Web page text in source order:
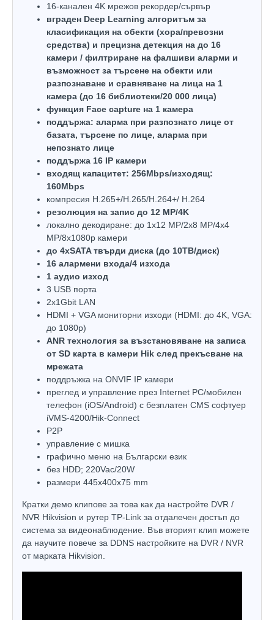
16-канален 4K мрежов рекордер/сървър
вграден Deep Learning алгоритъм за
класификация на обекти (хора/превозни
средства) и прецизна детекция на до 16
камери / филтриране на фалшиви аларми и
възможност за търсене на обекти или
разпознаване и сравняване на лица на 1
камера (до 16 библиотеки/20 000 лица)
функция Face capture на 1 камера
поддържа: аларма при разпознато лице от
базата, търсене по лице, аларма при
непознато лице
поддържа 16 IP камери
входящ капацитет: 256Mbps/изходящ:
160Mbps
компресия H.265+/H.265/H.264+/ H.264
резолюция на запис до 12 MP/4K
локално декодиране: до 1x12 MP/2x8 MP/4x4
MP/8x1080p камери
до 4хSATA твърди диска (до 10ТВ/диск)
16 алармени входа/4 изхода
1 аудио изход
3 USB порта
2х1Gbit LAN
HDMI + VGA мониторни изходи (HDMI: до 4K, VGA:
до 1080р)
ANR технология за възстановяване на записа
от SD карта в камери Hik след прекъсване на
мрежата
поддръжка на ONVIF IP камери
преглед и управление през Internet PC/мобилен
телефон (iOS/Android) с безплатен CMS софтуер
iVMS-4200/Hik-Connect
P2P
управлeние с мишка
графично меню на Български език
без HDD; 220Vac/20W
размери 445х400х75 mm
Кратки демо клипове за това как да настройте DVR /
NVR Hikvision и рутер TP-Link за отдалечен достъп до
система за видеонаблюдение. Във вторият клип можете
да научите повече за DDNS настройките на DVR / NVR
от марката Hikvision.